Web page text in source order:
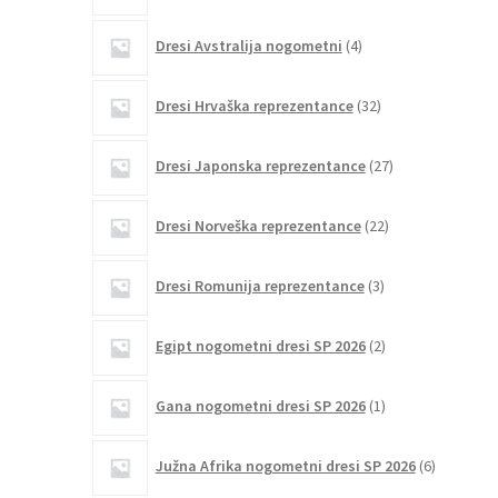
Dresi Avstralija nogometni 4izdelki
Dresi Hrvaška reprezentance 32izdelkov
Dresi Japonska reprezentance 27izdelkov
Dresi Norveška reprezentance 22izdelkov
Dresi Romunija reprezentance 3izdelki
Egipt nogometni dresi SP 2026 2izdelka
Gana nogometni dresi SP 2026 1izdelek
Južna Afrika nogometni dresi SP 2026 6izdelkov